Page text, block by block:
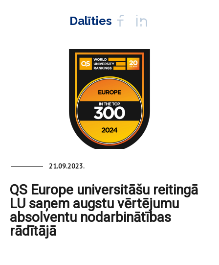
Dalīties
21.09.2023.
QS Europe universitāšu reitingā
LU saņem augstu vērtējumu
absolventu nodarbinātības
rādītājā